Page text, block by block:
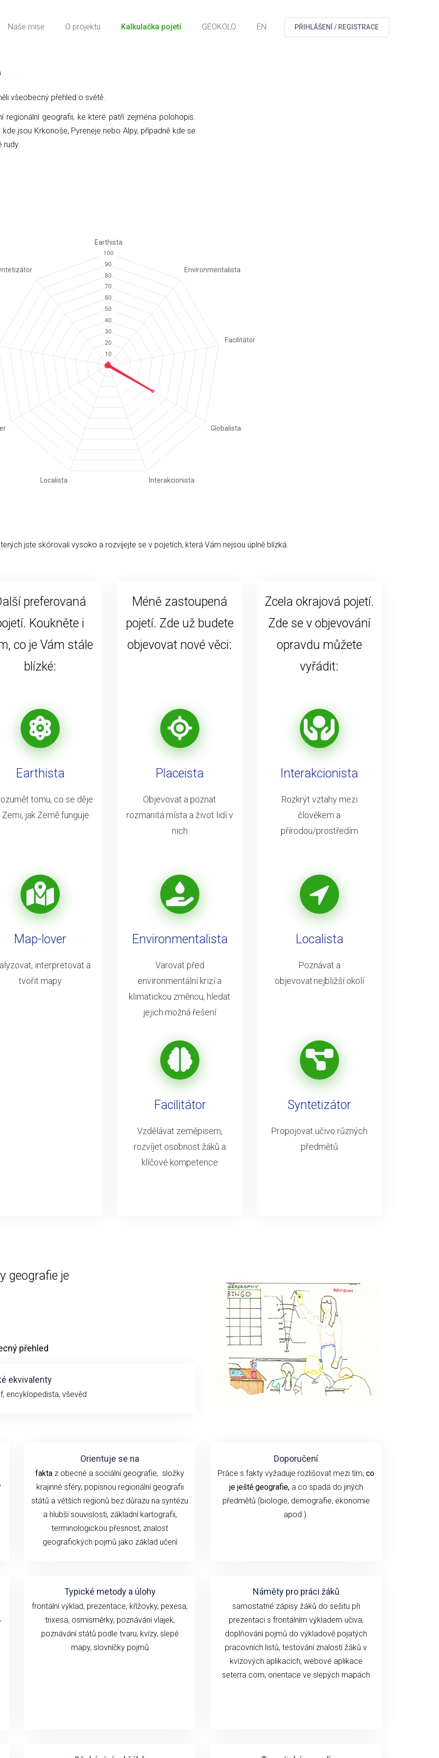
Naše mise O projektu Kalkulačka pojetí GEOKOLO EN PŘIHLÁŠENÍ / REGISTRACE
všeobecný přehled o světě.
regionální geografii, ke které patří zejména polohopis.
jsou Krkonoše, Pyreneje nebo Alpy, případně kde se
rudy.
jste skórovali vysoko a rozvíjejte se v pojetích, která Vám nejsou úplně blízká.
preferovaná
Koukněte i
co je Vám stále
blízké:
Earthista
tomu, co se děje
Zemi, jak Země funguje
Map-lover
interpretovat a
tvořit mapy
Méně zastoupená
pojetí. Zde už budete
objevovat nové věci:
Placeista
Objevovat a poznat
rozmanitá místa a život lidí v
nich
Environmentalista
Varovat před
environmentální krizí a
klimatickou změnou, hledat
jejich možná řešení
Facilitátor
Vzdělávat zeměpisem,
rozvíjet osobnost žáků a
klíčové kompetence
Zcela okrajová pojetí.
Zde se v objevování
opravdu můžete
vyřádit:
Interakcionista
Rozkrýt vztahy mezi
člověkem a
přírodou/prostředím
Localista
Poznávat a
objevovat nejbližší okolí
Syntetizátor
Propojovat učivo různých
předmětů
geografie je
přehled
ekvivalenty
encyklopedista, vševěd
Orientuje se na
fakta z obecné a sociální geografie, složky
krajinné sféry, popisnou regionální geografii
států a větších regionů bez důrazu na syntézu
a hlubší souvislosti, základní kartografii,
terminologickou přesnost, znalost
geografických pojmů jako základ učení
Doporučení
Práce s fakty vyžaduje rozlišovat mezi tím, co
je ještě geografie,a co spadá do jiných
předmětů (biologie, demografie, ekonomie
apod.).
Typické metody a úlohy
frontální výklad, prezentace, křížovky, pexesa,
trixesa, osmisměrky, poznávání vlajek,
poznávání států podle tvaru, kvízy, slepé
mapy, slovníčky pojmů
Náměty pro práci žáků
samostatné zápisy žáků do sešitu při
prezentaci s frontálním výkladem učiva,
doplňování pojmů do výkladově pojatých
pracovních listů, testování znalostí žáků v
kvízových aplikacích, webové aplikace
seterra.com, orientace ve slepých mapách